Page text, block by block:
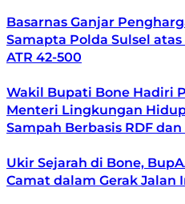
Basarnas Ganjar
Samapta Polda Sulsel
ATR 42-500
Wakil Bupati Bone Hadiri
Menteri Lingkungan
Sampah Berbasis RDF dan
Ukir Sejarah di Bone,
Camat dalam Gerak Jalan